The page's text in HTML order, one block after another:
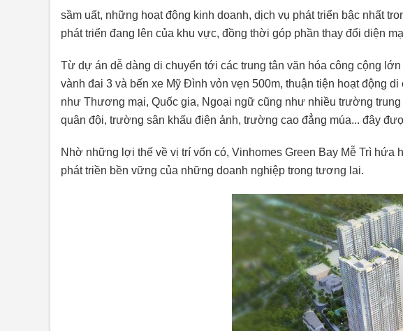
sầm uất, những hoạt động kinh doanh, dịch vụ phát triển bậc nhất
phát triển đang lên của khu vực, đồng thời góp phần thay đổi diện
Từ dự án dễ dàng di chuyển tới các trung tân văn hóa công cộng
vành đai 3 và bến xe Mỹ Đình vỏn vẹn 500m, thuận tiện hoạt động
như Thương mại, Quốc gia, Ngoại ngữ cũng như nhiều trường
quân đội, trường sân khấu điện ảnh, trường cao đẳng múa... đây
Nhờ những lợi thế về vị trí vốn có, Vinhomes Green Bay Mễ Trì
phát triền bền vững của những doanh nghiệp trong tương lai.